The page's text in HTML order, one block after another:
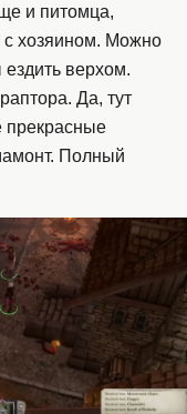
и питомца,
с хозяином. Можно
ездить верхом.
Да, тут
прекрасные
Полный